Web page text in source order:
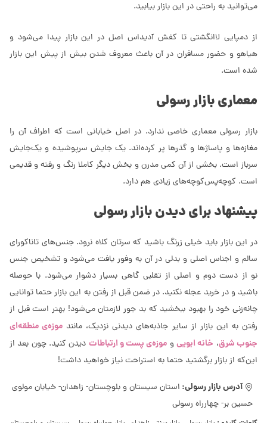
می‌توانید به راحتی در این بازار بیابید.
از دمپایی لاانگشتی تا کفش آدیداس اصل در این بازار پیدا می‌شود و
هیاهو و حضور مسافران در آن باعث معروف شدن بیش از پیش این بازار
شده است.
معماری بازار رسولی
بازار رسولی معماری خاصی ندارد. در اصل خیابانی است که اطراف آن را
مغازه‌ها و پاساژها و گذرها پر کرده‌اند. یک جایش سرپوشیده و یک‌جایش
سرباز است. بخشی از آن کمی مدرن و بخش دیگر کاملا رنگ و رفته و قدیمی
است. کوچه‌پس‌کوچه‌های زیادی هم دارد.
پیشنهاد برای دیدن بازار رسولی
در این بازار باید خیلی زرنگ باشید که سرتان کلاه نرود. جنس‌های تاناکورای
سالم و اجناس اصلی و بدلی در آن به وفور یافت می‌شود و تشخیص جنس
نو از دست دوم و اصلی از تقلبی گاهی بسیار دشوار می‌شود. با حوصله
باشید و در خرید عجله نکنید. در ضمن قبل از رفتن به این بازار حتما توانایی
چانه‌زنی خود را بهبود ببخشید که بد جور لازمتان می‌شود! بهتر است قبل از
رفتن به این بازار از سایر جاذبه‌های دیدنی نزدیک، مانند موزه‌ی منطقه‌ای
جنوب شرق، خانه ابوییو موزه‌ی پست و ارتباطات دیدن کنید. چون بعد از
این‌که از بازار برگشتید حتما به استراحت نیاز خواهید داشت!
آدرس بازار رسولی: استان سیستان و بلوچستان- زاهدان- خیابان مولوی
حسین بر- چهارراه رسولی